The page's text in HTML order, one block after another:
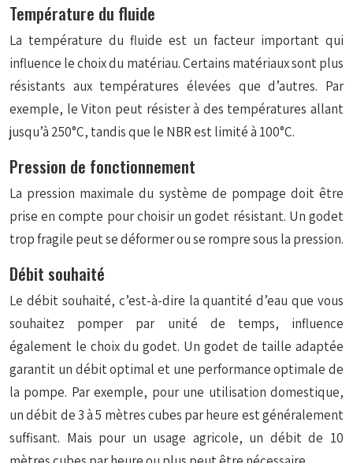
Température du fluide
La température du fluide est un facteur important qui
influence le choix du matériau. Certains matériaux sont plus
résistants aux températures élevées que d’autres. Par
exemple, le Viton peut résister à des températures allant
jusqu’à 250°C, tandis que le NBR est limité à 100°C.
Pression de fonctionnement
La pression maximale du système de pompage doit être
prise en compte pour choisir un godet résistant. Un godet
trop fragile peut se déformer ou se rompre sous la pression.
Débit souhaité
Le débit souhaité, c’est-à-dire la quantité d’eau que vous
souhaitez pomper par unité de temps, influence
également le choix du godet. Un godet de taille adaptée
garantit un débit optimal et une performance optimale de
la pompe. Par exemple, pour une utilisation domestique,
un débit de 3 à 5 mètres cubes par heure est généralement
suffisant. Mais pour un usage agricole, un débit de 10